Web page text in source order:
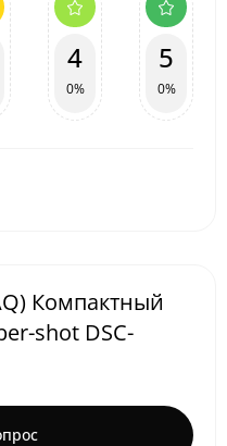
4
0%
5
0%
Компактный
shot DSC-